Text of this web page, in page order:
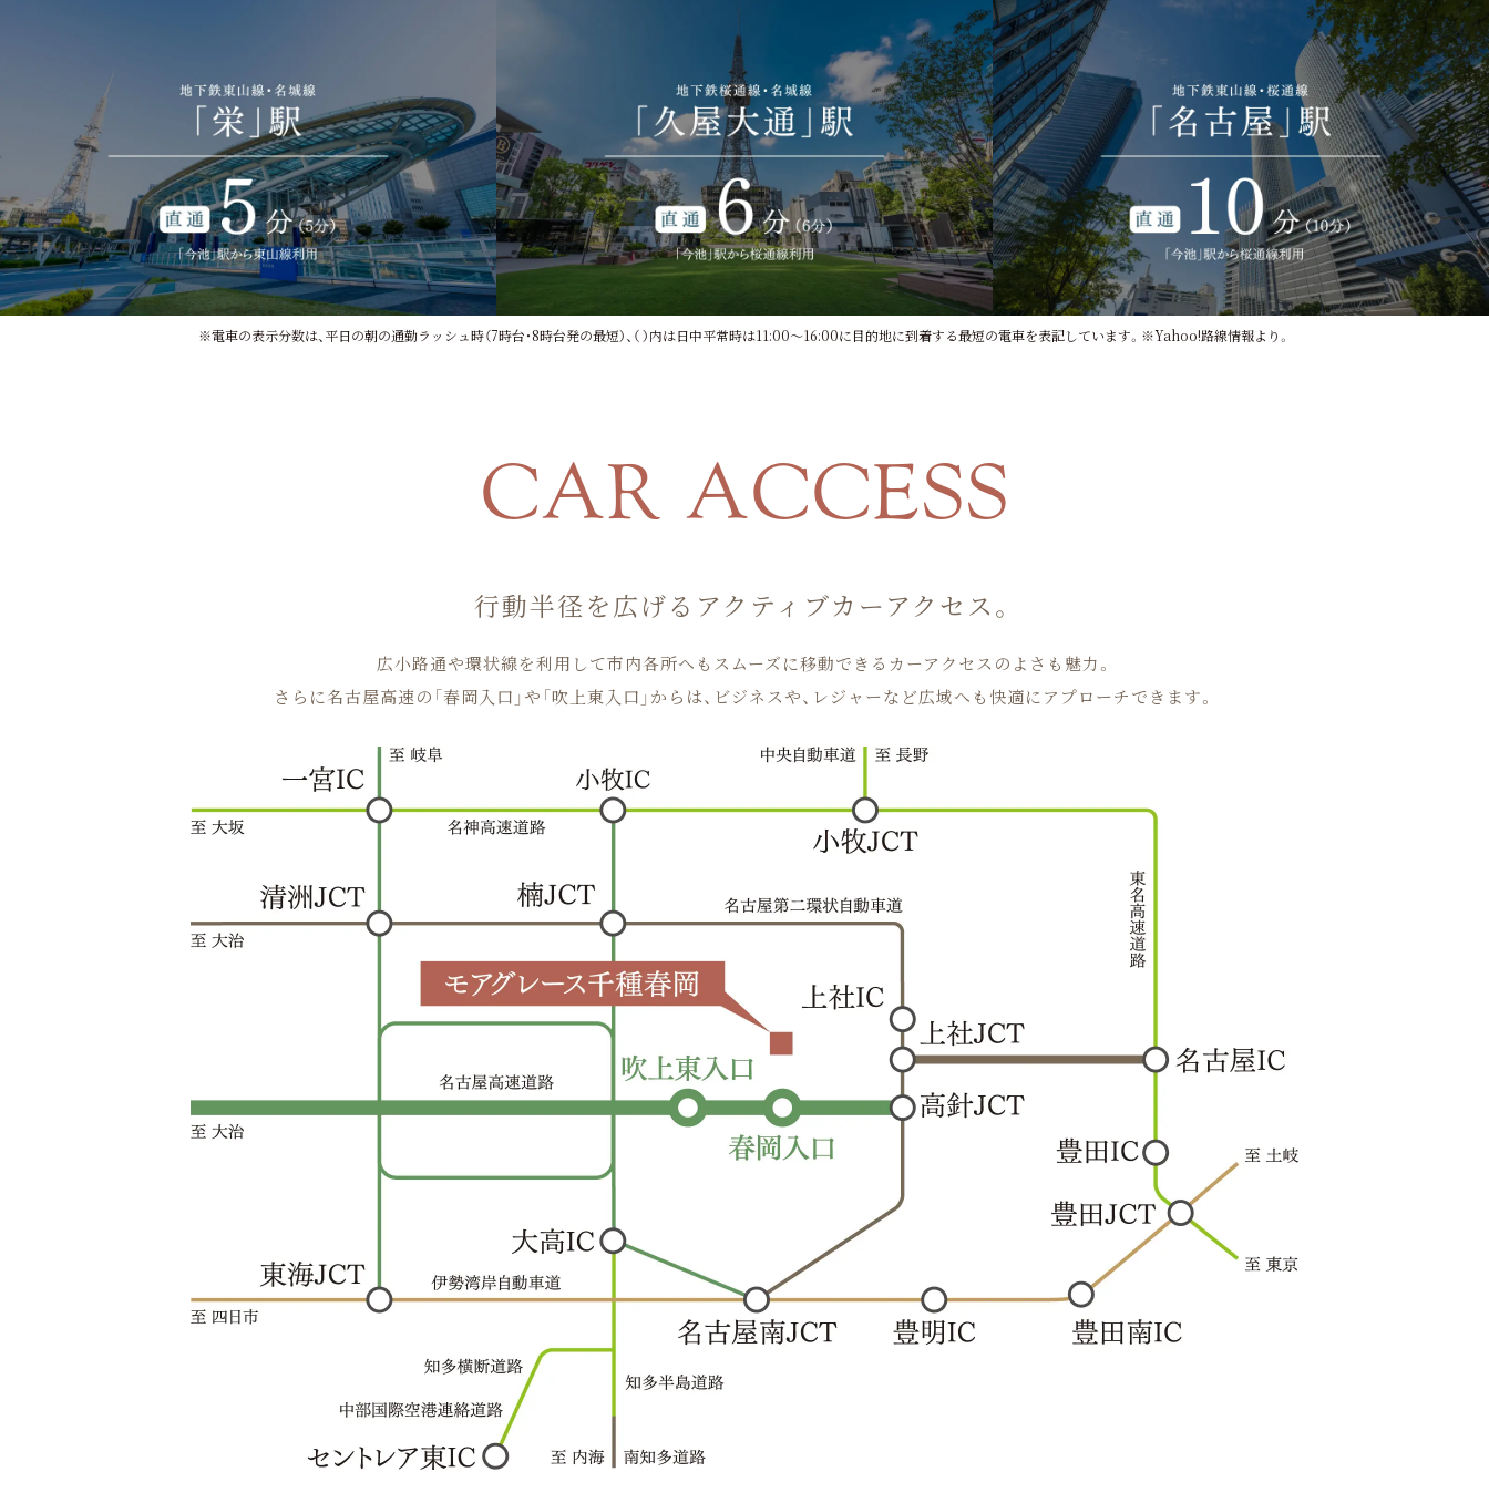
※電車の表示分数は、平日の朝の通勤ラッシュ時（7時台・8時台発の最短）、（ ）内は日中平常時は11:00～16:00に目的地に到着する最短の電車を表記しています。※Yahoo!路線情報より。
CAR ACCESS
行動半径を広げる アクティブカーアクセス。
広小路通や環状線を利用して市内各所へもスムーズに移動できるカーアクセスのよさも魅力。
さらに名古屋高速の「春岡入口」や「吹上東入口」からは、ビジネスや、レジャーなど広域へも快適にアプローチできます。